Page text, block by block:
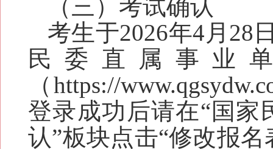
（三） 考试确认
考生于2026年4月 28
民委直属事业
（ https://
登录成功后请在“国家
认”板块点击“修改报